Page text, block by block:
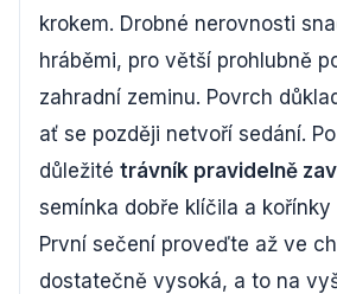
krokem. Drobné nerovnosti
hráběmi, pro větší prohlubně
zahradní zeminu. Povrch
ať se později netvoří sedání.
důležité trávník pravidelně
semínka dobře klíčila a
První sečení proveďte až ve
dostatečně vysoká, a to na